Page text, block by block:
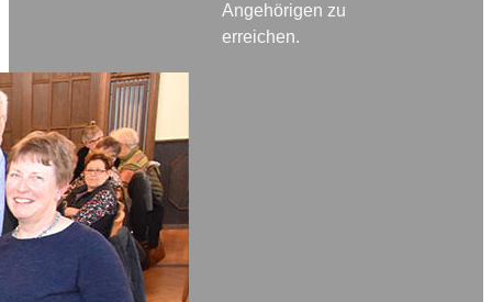
Angehörigen zu
erreichen.